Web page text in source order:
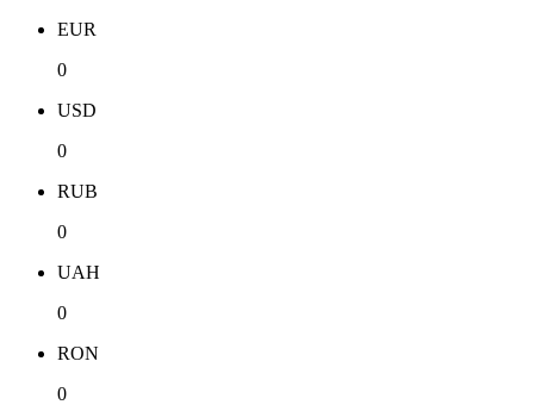
EUR
0
USD
0
RUB
0
UAH
0
RON
0